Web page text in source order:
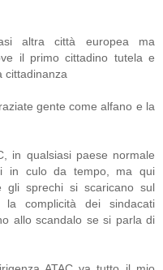
altra città europea ma
il primo cittadino tutela e
cittadinanza
gente come alfano e la
in qualsiasi paese normale
in culo da tempo, ma qui
gli sprechi si scaricano sul
la complicità dei sindacati
allo scandalo se si parla di